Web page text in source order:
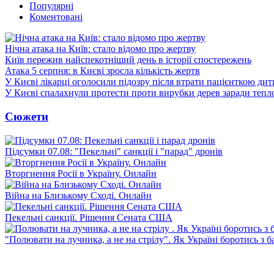
Популярні
Коментовані
Нічна атака на Київ: стало відомо про жертву
Київ пережив найспекотніший день в історії спостережень
Атака 5 серпня: в Києві зросла кількість жертв
У Києві лікарці оголосили підозру після втрати пацієнткою
У Києві спалахнули протести проти вирубки дерев заради
Сюжети
Підсумки 07.08: "Пекельні" санкції і "парад" дронів
Вторгнення Росії в Україну. Онлайн
Війна на Близькому Сході. Онлайн
Пекельні санкції. Рішення Сената США
"Полювати на лучника, а не на стрілу". Як Україні боротись з